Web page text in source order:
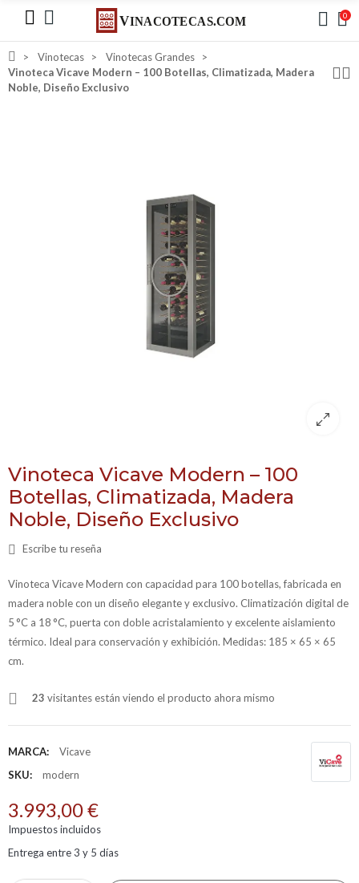
0
Vinotecas
Vinotecas Grandes
Vinoteca Vicave Modern – 100 Botellas, Climatizada, Madera
Noble, Diseño Exclusivo
Vinoteca Vicave Modern – 100
Botellas, Climatizada, Madera
Noble, Diseño Exclusivo
Escribe tu reseña
Vinoteca Vicave Modern con capacidad para 100 botellas, fabricada en
madera noble con un diseño elegante y exclusivo. Climatización digital de
5 °C a 18 °C, puerta con doble acristalamiento y excelente aislamiento
térmico. Ideal para conservación y exhibición. Medidas: 185 × 65 × 65
cm.
23 visitantes están viendo el producto ahora mismo
MARCA:
Vicave
SKU:
modern
3.993,00 €
Impuestos incluidos
Entrega entre 3 y 5 días